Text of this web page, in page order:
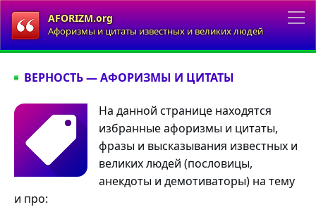
AFORIZM.org
Афоризмы и цитаты известных и великих людей
ВЕРНОСТЬ — АФОРИЗМЫ И ЦИТАТЫ
На данной странице находятся
избранные афоризмы и цитаты,
фразы и высказывания известных и
великих людей (пословицы,
анекдоты и демотиваторы) на тему
и про: